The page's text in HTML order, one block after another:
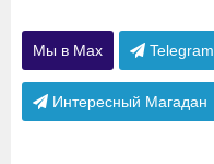
Мы в Max Telegram
Интересный Магадан